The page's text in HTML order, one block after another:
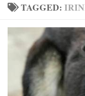
TAGGED: